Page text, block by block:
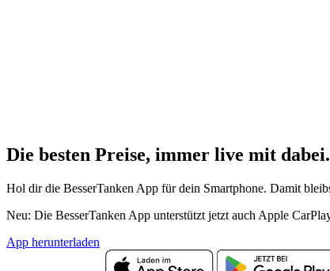
Die besten Preise, immer live mit dabei.
Hol dir die BesserTanken App für dein Smartphone. Damit
Neu: Die BesserTanken App unterstützt jetzt auch Apple
App herunterladen